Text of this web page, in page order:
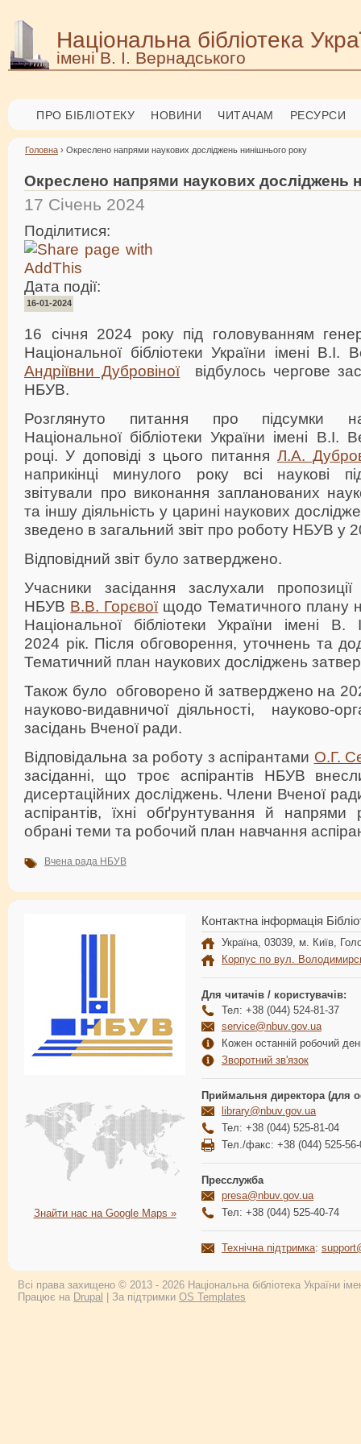
Національна бібліотека
імені В. І. Вернадського
ПРО БІБЛІОТЕКУ НОВИНИ ЧИТАЧАМ РЕСУРСИ
Головна › Окреслено напрями наукових досліджень нинішнього року
Окреслено напрями наукових досліджень
17 Січень 2024
Поділитися:
Дата події:
16-01-2024
16 січня 2024 року під головуванням
Національної бібліотеки України імені В.І.
Андріївни Дубровіної відбулось чергове
НБУВ.
Розглянуто питання про підсумки
Національної бібліотеки України імені В.І.
році. У доповіді з цього питання Л.А.
наприкінці минулого року всі наукові
звітували про виконання запланованих
та іншу діяльність у царині наукових
зведено в загальний звіт про роботу НБУВ у
Відповідний звіт було затверджено.
Учасники засідання заслухали
НБУВ В.В. Горєвої щодо Тематичного плану
Національної бібліотеки України імені
2024 рік. Після обговорення, уточнень та
Тематичний план наукових досліджень
Також було обговорено й затверджено на
науково-видавничої діяльності, науково-
засідань Вченої ради.
Відповідальна за роботу з аспірантами О.Г.
засіданні, що троє аспірантів НБУВ
дисертаційних досліджень. Члени Вченої
аспірантів, їхні обґрунтування й напрями
обрані теми та робочий план навчання
Вчена рада НБУВ
Знайти нас на Google Maps »
Контактна інформація
Україна, 03039, м. Київ,
Корпус по вул.
Для читачів / користувачів:
Тел: +38 (044) 524-81-37
service@nbuv.gov.ua
Кожен останній робочий
Зворотний зв'язок
Приймальня директора (для
library@nbuv.gov.ua
Тел: +38 (044) 525-81-04
Тел./факс: +38 (044) 525-56-
Пресслужба
presa@nbuv.gov.ua
Тел: +38 (044) 525-40-74
Технічна підтримка:
Всі права захищено © 2013 - 2026 Національна бібліотека України
Працює на Drupal | За підтримки OS Templates